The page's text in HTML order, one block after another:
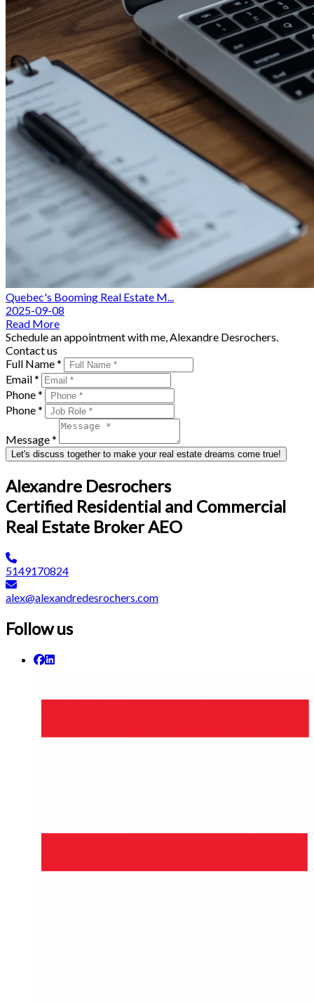
Quebec's Booming Real Estate M...
2025-09-08
Read More
Schedule an appointment with me, Alexandre Desrochers.
Contact us
Full Name *
Email *
Phone *
Phone *
Message *
Let's discuss together to make your real estate dreams come true!
Alexandre Desrochers
Certified Residential and Commercial
Real Estate Broker AEO
5149170824
alex@alexandredesrochers.com
Follow us